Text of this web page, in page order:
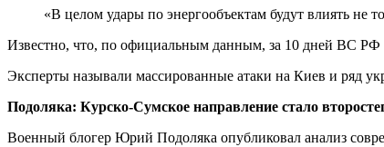
«В целом удары по энергообъектам будут влиять не
Известно, что, по официальным данным, за 10 дней ВС РФ
Эксперты называли массированные атаки на Киев и ряд
Подоляка: Курско-Сумское направление стало
Военный блогер Юрий Подоляка опубликовал анализ